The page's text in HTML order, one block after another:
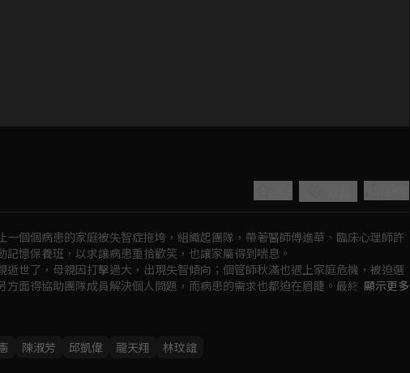
個個病患的家庭被失智症拖垮，組織起團隊，帶著醫師傅進華、臨床心理師許
憶保養班，以求讓病患重拾歡笑，也讓家屬得到喘息。
世了，母親因打擊過大，出現失智傾向；個管師秋滿也遇上家庭危機，被迫選
面得協助團隊成員解決個人問題，而病患的需求也都迫在眉睫。最終，他以人
顯示更多
陳淑芳 邱凱偉 龍天翔 林玟誼